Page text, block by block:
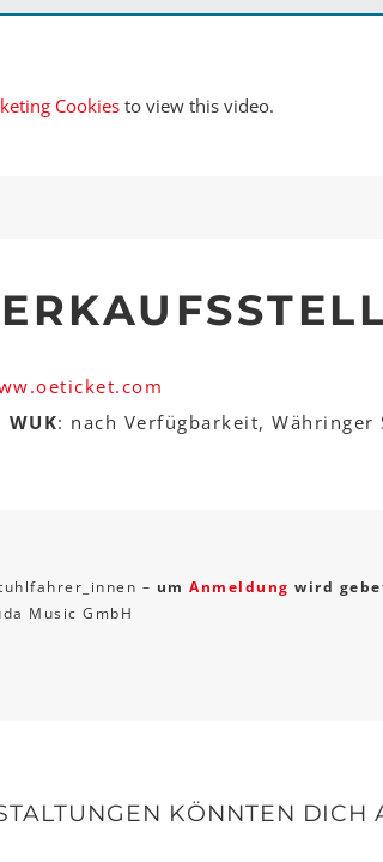
Cookiesto view this video.
: nach Verfügbarkeit, Währinger
– um Anmeldung wird
Music GmbH
KÖNNTEN DICH